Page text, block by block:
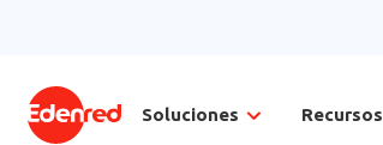
Soluciones Recursos